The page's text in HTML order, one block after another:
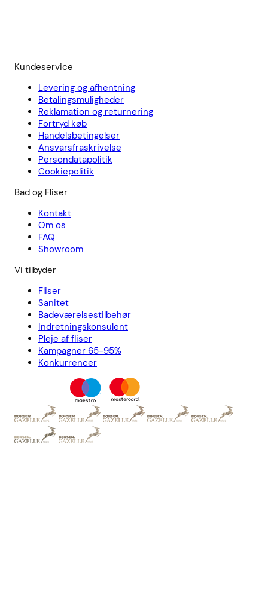
Kundeservice
Levering og afhentning
Betalingsmuligheder
Reklamation og returnering
Fortryd køb
Handelsbetingelser
Ansvarsfraskrivelse
Persondatapolitik
Cookiepolitik
Bad og Fliser
Kontakt
Om os
FAQ
Showroom
Vi tilbyder
Fliser
Sanitet
Badeværelsestilbehør
Indretningskonsulent
Pleje af fliser
Kampagner 65-95%
Konkurrencer